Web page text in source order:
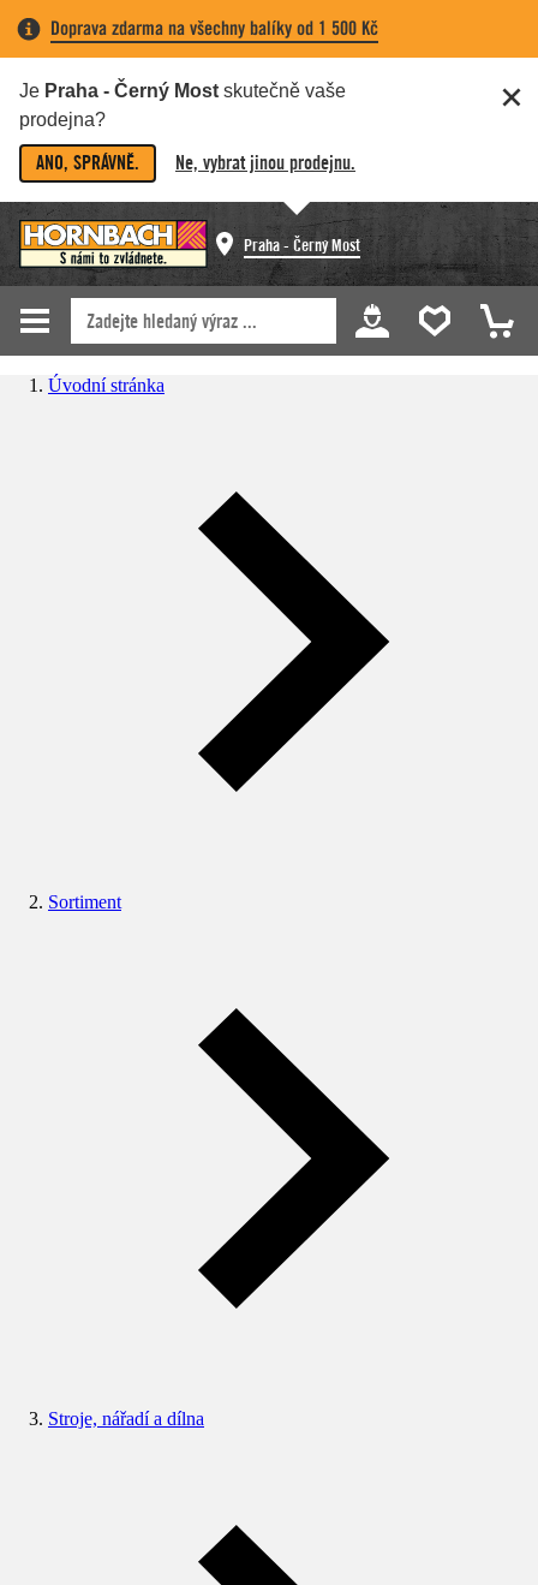
Doprava zdarma na všechny balíky od 1 500 Kč
Je Praha - Černý Most skutečně vaše
prodejna?
ANO, SPRÁVNĚ. Ne, vybrat jinou prodejnu.
Praha - Černý Most
Úvodní stránka
Sortiment
Stroje, nářadí a dílna